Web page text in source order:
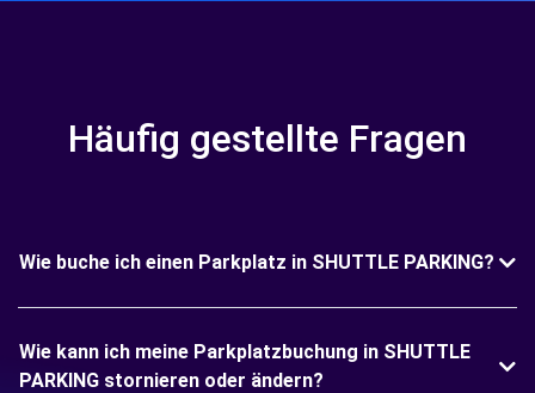
Häufig gestellte Fragen
Wie buche ich einen Parkplatz in SHUTTLE PARKING?
Wie kann ich meine Parkplatzbuchung in SHUTTLE
PARKING stornieren oder ändern?